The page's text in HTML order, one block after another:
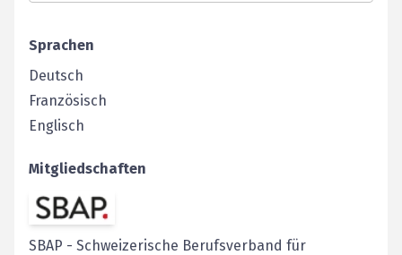
Sprachen
Deutsch
Französisch
Englisch
Mitgliedschaften
SBAP - Schweizerische Berufsverband für